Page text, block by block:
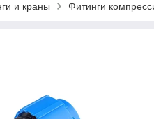
и краны Фитинги